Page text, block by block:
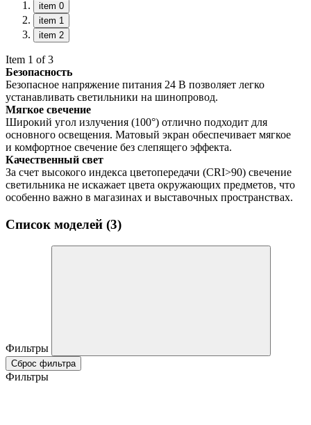
item 0
item 1
item 2
Item 1 of 3
Безопасность
Безопасное напряжение питания 24 В позволяет легко
устанавливать светильники на шинопровод.
Мягкое свечение
Широкий угол излучения (100°) отлично подходит для
основного освещения. Матовый экран обеспечивает мягкое
и комфортное свечение без слепящего эффекта.
Качественный свет
За счет высокого индекса цветопередачи (CRI>90) свечение
светильника не искажает цвета окружающих предметов, что
особенно важно в магазинах и выставочных пространствах.
Список моделей (3)
Фильтры
Сброс фильтра
Фильтры